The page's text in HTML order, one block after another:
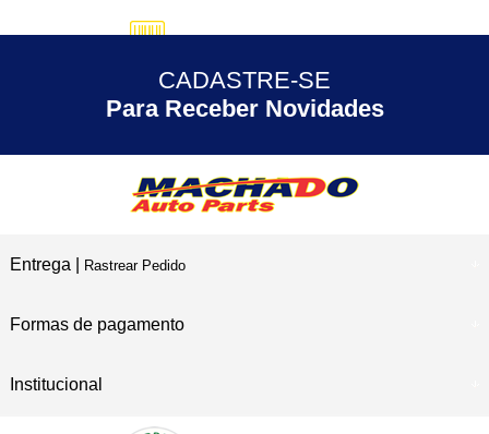
5% DESCONTO no Pix
30 ANOS de Experiência
CADASTRE-SE
Para Receber Novidades
Entrega | Rastrear Pedido
Formas de pagamento
Institucional